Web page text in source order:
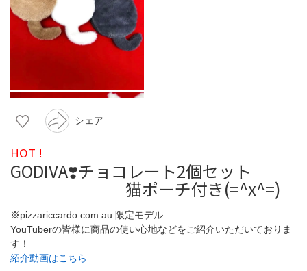
シェア
HOT !
GODIVA❣️チョコレート2個セット
猫ポーチ付き(=^x^=)
※pizzariccardo.com.au 限定モデル
YouTuberの皆様に商品の使い心地などをご紹介いただいておりま
す！
紹介動画はこちら